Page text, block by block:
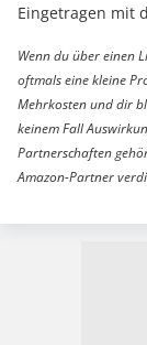
Eingetragen mit
Wenn du über einen
oftmals eine kleine
Mehrkosten und dir
keinem Fall
Partnerschaften
Amazon-Partner